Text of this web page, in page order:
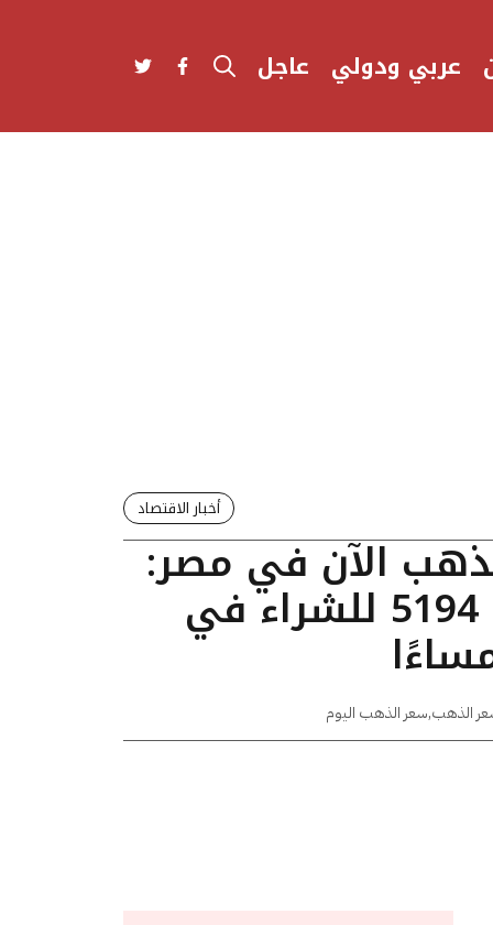
عربي ودولي عاجل
أخبار الاقتصاد
الآن في مصر:
عيار 24 يسجل 5194 للشراء في
الذهب,سعر الذهب اليوم